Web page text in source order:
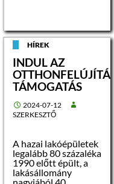
HÍREK
INDUL AZ
OTTHONFELÚJÍTÁSI
TÁMOGATÁS
2024-07-12
SZERKESZTŐ
A hazai lakóépületek
legalább 80 százaléka
1990 előtt épült, a
lakásállomány